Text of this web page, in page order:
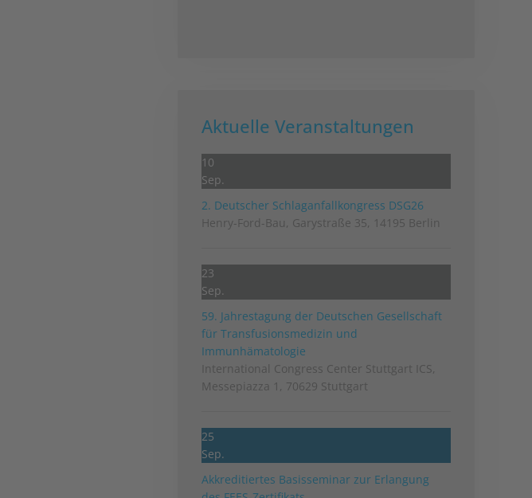
Aktuelle Veranstaltungen
10
Sep.
2. Deutscher Schlag­anfall­kongress DSG26
Henry-Ford-Bau, Garystraße 35, 14195 Berlin
23
Sep.
59. Jahrestagung der Deutschen Gesellschaft
für Transfusionsmedizin und
Immunhämatologie
International Congress Center Stuttgart ICS,
Messepiazza 1, 70629 Stuttgart
25
Sep.
Akkreditiertes Basisseminar zur Erlangung